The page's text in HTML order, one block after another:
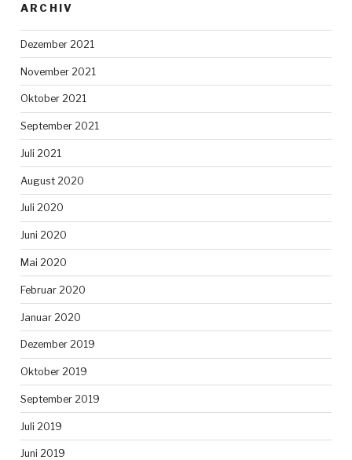
ARCHIV
Dezember 2021
November 2021
Oktober 2021
September 2021
Juli 2021
August 2020
Juli 2020
Juni 2020
Mai 2020
Februar 2020
Januar 2020
Dezember 2019
Oktober 2019
September 2019
Juli 2019
Juni 2019